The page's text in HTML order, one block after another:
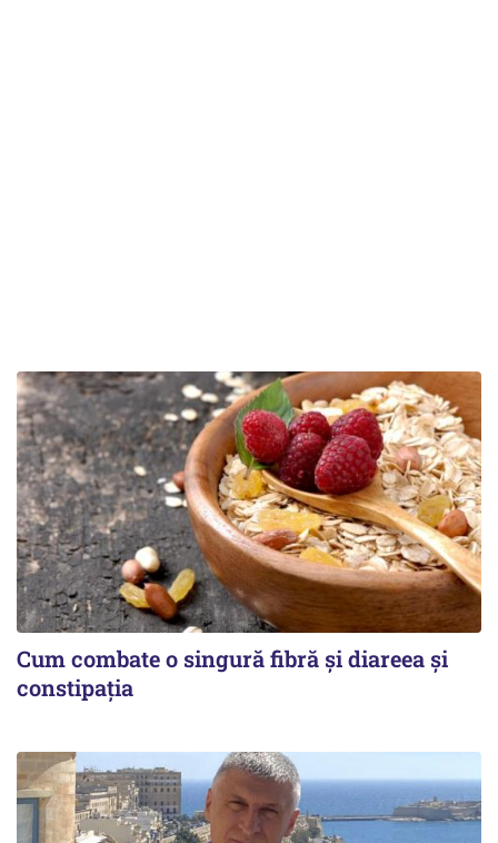
Cum combate o singură fibră și diareea și
constipația